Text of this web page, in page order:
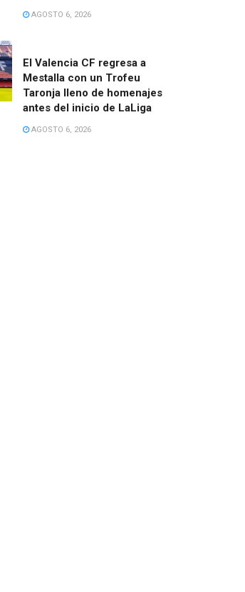
AGOSTO 6, 2026
El Valencia CF regresa a
Mestalla con un Trofeu
Taronja lleno de homenajes
antes del inicio de LaLiga
AGOSTO 6, 2026